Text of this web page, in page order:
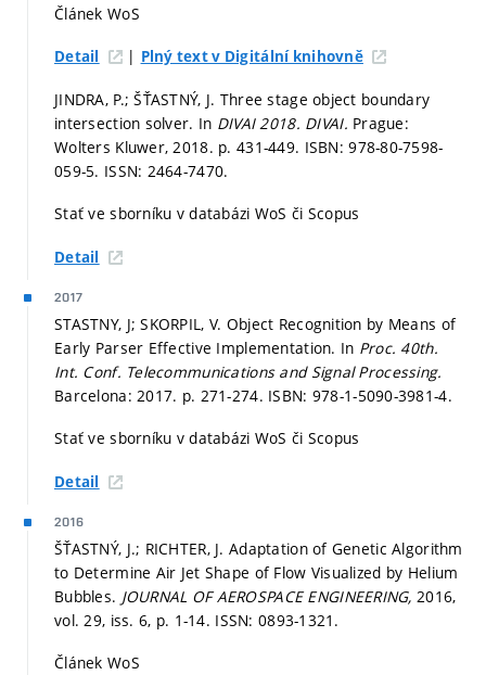
Článek WoS
Detail | Plný text v Digitální knihovně
JINDRA, P.; ŠŤASTNÝ, J. Three stage object boundary
intersection solver. In DIVAI 2018. DIVAI. Prague:
Wolters Kluwer, 2018. p. 431-449. ISBN: 978-80-7598-
059-5. ISSN: 2464-7470.
Stať ve sborníku v databázi WoS či Scopus
Detail
2017
STASTNY, J; SKORPIL, V. Object Recognition by Means of
Early Parser Effective Implementation. In Proc. 40th.
Int. Conf. Telecommunications and Signal Processing.
Barcelona: 2017. p. 271-274. ISBN: 978-1-5090-3981-4.
Stať ve sborníku v databázi WoS či Scopus
Detail
2016
ŠŤASTNÝ, J.; RICHTER, J. Adaptation of Genetic Algorithm
to Determine Air Jet Shape of Flow Visualized by Helium
Bubbles. JOURNAL OF AEROSPACE ENGINEERING, 2016,
vol. 29, iss. 6, p. 1-14. ISSN: 0893-1321.
Článek WoS